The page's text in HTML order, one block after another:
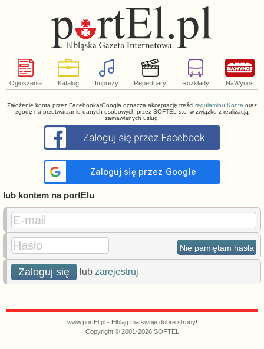
Ogłoszenia Katalog Imprezy Repertuary Rozkłady NaWynos
Założenie konta przez Facebooka/Googla oznacza akceptację treści regulaminu Konta oraz
zgodę na przetwarzanie danych osobowych przez SOFTEL s.c. w związku z realizacją
zamawianych usług.
lub kontem na portElu
E-mail
Hasło
Nie pamiętam hasła
Zaloguj się lub zarejestruj
www.portEl.pl - Elbląg ma swoje dobre strony!
Copyright © 2001-2026 SOFTEL